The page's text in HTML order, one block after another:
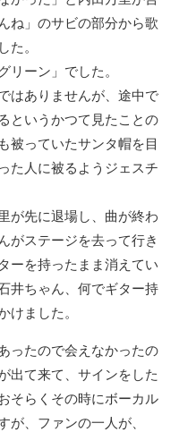
ね」のサビの部分から歌
た。
リーン」でした。
はありませんが、途中で
というかつて見たことの
被っていたサンタ帽を目
た人に被るようジェスチ
が先に退場し、曲が終わ
がステージを去って行き
ーを持ったまま消えてい
井ちゃん、何でギター持
けました。
ったので会えなかったの
出て来て、サインをした
そらくその時にボーカル
が、ファンの一人が、